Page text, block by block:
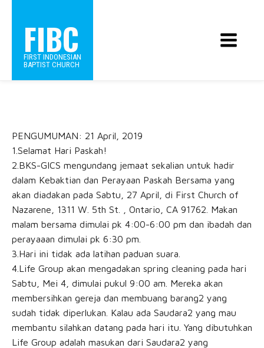
FIBC
FIRST INDONESIAN
BAPTIST CHURCH
PENGUMUMAN: 21 April, 2019
1.Selamat Hari Paskah!
2.BKS-GICS mengundang jemaat sekalian untuk hadir
dalam Kebaktian dan Perayaan Paskah Bersama yang
akan diadakan pada Sabtu, 27 April, di First Church of
Nazarene, 1311 W. 5th St. , Ontario, CA 91762. Makan
malam bersama dimulai pk 4:00-6:00 pm dan ibadah dan
perayaaan dimulai pk 6:30 pm.
3.Hari ini tidak ada latihan paduan suara.
4.Life Group akan mengadakan spring cleaning pada hari
Sabtu, Mei 4, dimulai pukul 9:00 am. Mereka akan
membersihkan gereja dan membuang barang2 yang
sudah tidak diperlukan. Kalau ada Saudara2 yang mau
membantu silahkan datang pada hari itu. Yang dibutuhkan
Life Group adalah masukan dari Saudara2 yang